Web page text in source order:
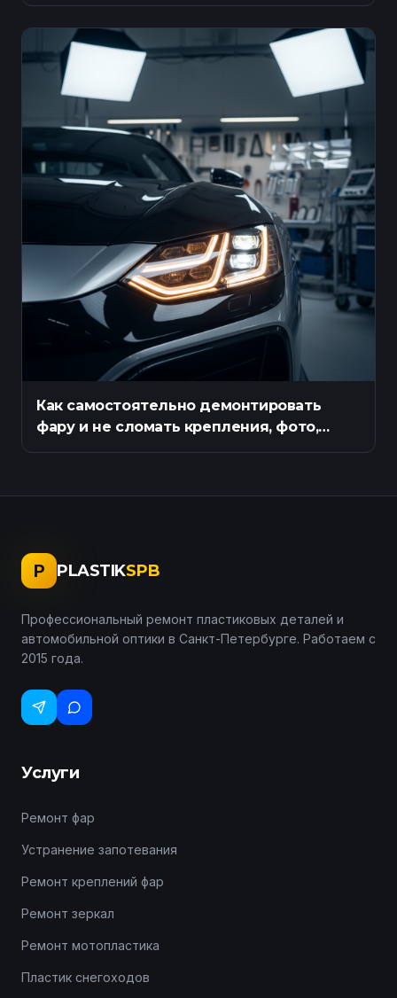
Как самостоятельно демонтировать
фару и не сломать крепления, фото,
инструкция
P PLASTIKSPB
Профессиональный ремонт пластиковых деталей и
автомобильной оптики в Санкт-Петербурге. Работаем с
2015 года.
Услуги
Ремонт фар
Устранение запотевания
Ремонт креплений фар
Ремонт зеркал
Ремонт мотопластика
Пластик снегоходов